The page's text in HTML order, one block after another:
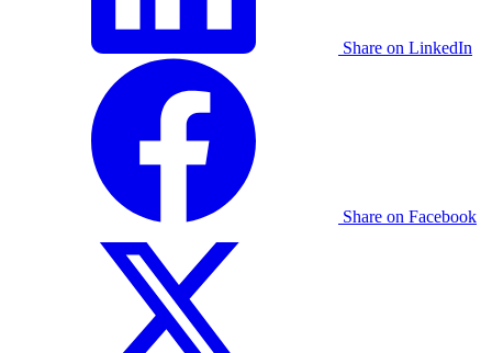
Share on LinkedIn
Share on Facebook